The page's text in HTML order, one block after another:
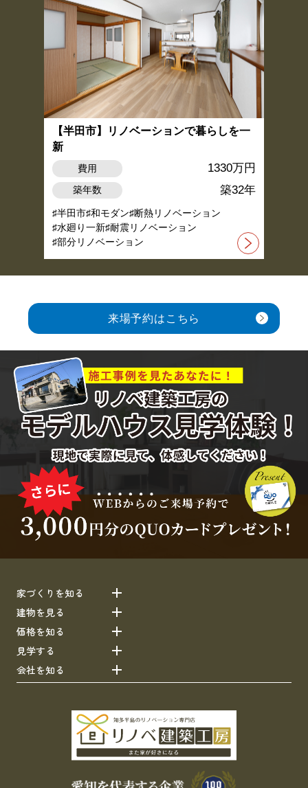
【半田市】リノベーションで暮らしを一
新
費用 1330万円
築年数 築32年
半田市 和モダン 断熱リノベーション
水廻り一新 耐震リノベーション
部分リノベーション
来場予約はこちら
家づくりを知る
建物を見る
価格を知る
見学する
会社を知る